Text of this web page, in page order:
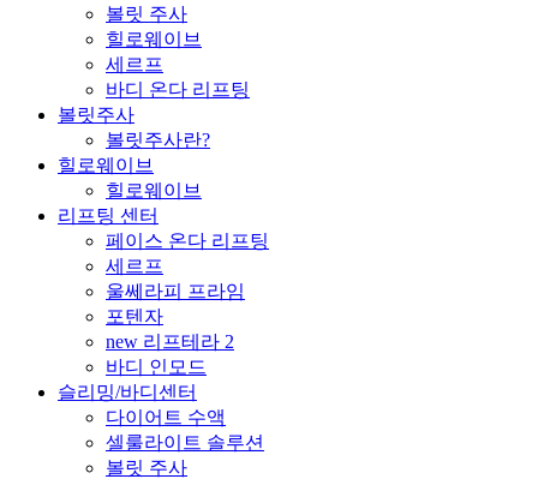
볼릿 주사
힐로웨이브
세르프
바디 온다 리프팅
볼릿주사
볼릿주사란?
힐로웨이브
힐로웨이브
리프팅 센터
페이스 온다 리프팅
세르프
울쎄라피 프라임
포텐자
new 리프테라 2
바디 인모드
슬리밍/바디센터
다이어트 수액
셀룰라이트 솔루션
볼릿 주사